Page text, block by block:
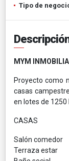
Tipo de
MYM
Proyecto como
casas
en lotes de 1250
CASAS
Salón comedor
Terraza estar